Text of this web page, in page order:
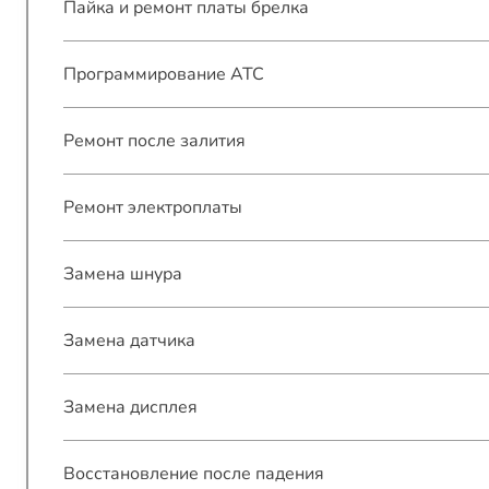
Пайка и ремонт платы брелка
Программирование АТС
Ремонт после залития
Ремонт электроплаты
Замена шнура
Замена датчика
Замена дисплея
Восстановление после падения